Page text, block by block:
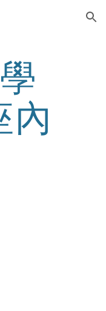
內